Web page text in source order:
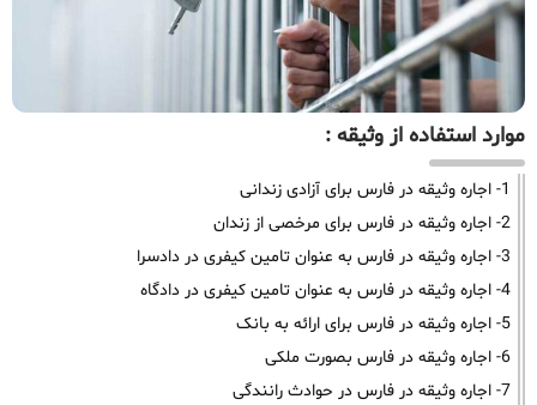
موارد استفاده از وثیقه :
1- اجاره وثیقه در فارس برای آزادی زندانی
2- اجاره وثیقه در فارس برای مرخصی از زندان
3- اجاره وثیقه در فارس به عنوان تامین کیفری در دادسرا
4- اجاره وثیقه در فارس به عنوان تامین کیفری در دادگاه
5- اجاره وثیقه در فارس برای ارائه به بانک
6- اجاره وثیقه در فارس بصورت ملکی
7- اجاره وثیقه در فارس در حوادث رانندگی